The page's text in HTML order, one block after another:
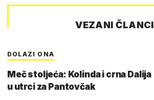
VEZANI ČLANCI
DOLAZI ONA
Meč stoljeća: Kolinda i crna Dalija
u utrci za Pantovčak